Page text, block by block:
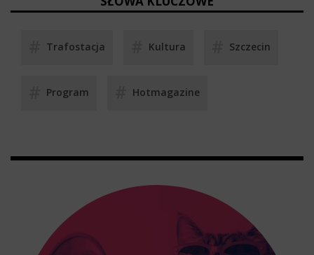
Trafostacja Kultura Szczecin
Program Hotmagazine